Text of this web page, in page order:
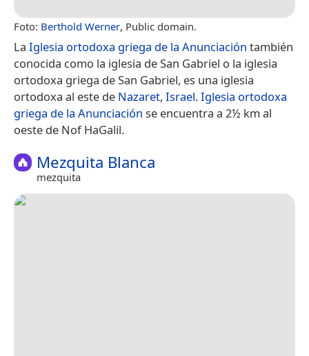
Foto: Berthold Werner, Public domain.
La Iglesia ortodoxa griega de la Anunciación también
conocida como la iglesia de San Gabriel o la iglesia
ortodoxa griega de San Gabriel, es una iglesia
ortodoxa al este de Nazaret, Israel.Iglesia ortodoxa
griega de la Anunciación se encuentra a 2½ km al
oeste de Nof HaGalil.
Mezquita Blanca
mezquita